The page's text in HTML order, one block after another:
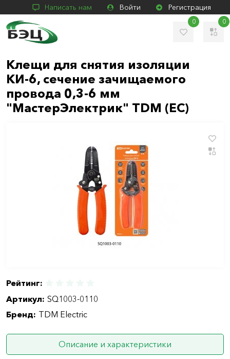
Написать нам Войти Регистрация
0 0
Клещи для снятия изоляции
КИ-6, сечение зачищаемого
провода 0,3-6 мм
"МастерЭлектрик" TDM (ЕС)
Рейтинг:
Артикул: SQ1003-0110
Бренд: TDM Electric
Описание и характеристики